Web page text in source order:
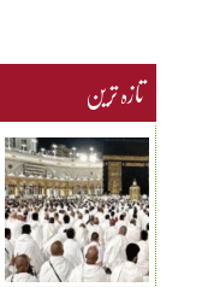
تازہ ترین